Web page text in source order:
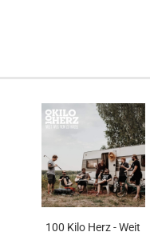
100 Kilo Herz - Weit